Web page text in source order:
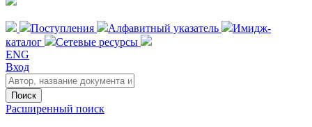
Поступления Алфавитный указатель
Имидж-
каталог
Сетевые ресурсы
ENG
Вход
Поиск
Расширенный поиск